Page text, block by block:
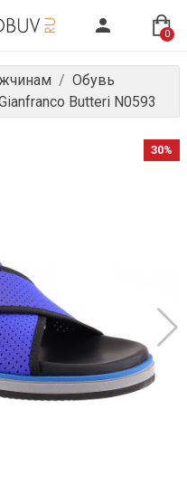
0
Обувь
Butteri N0593
30%